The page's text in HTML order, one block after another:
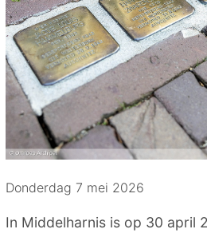
Donderdag 7 mei 2026
In Middelharnis is op 30 april